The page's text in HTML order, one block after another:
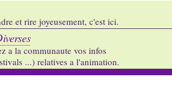
et rire joyeusement, c'est ici.
a la communaute vos infos
...) relatives a l'animation.